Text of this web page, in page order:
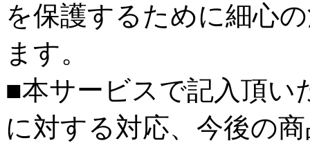
を保護するために細心
ます。
■本サービスで記入頂い
に対する対応、今後の